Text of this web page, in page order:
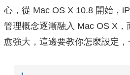
心，從 Mac OS X 10.8 開始，
管理概念逐漸融入 Mac OS X，
愈強大，這邊要教你怎麼設定，